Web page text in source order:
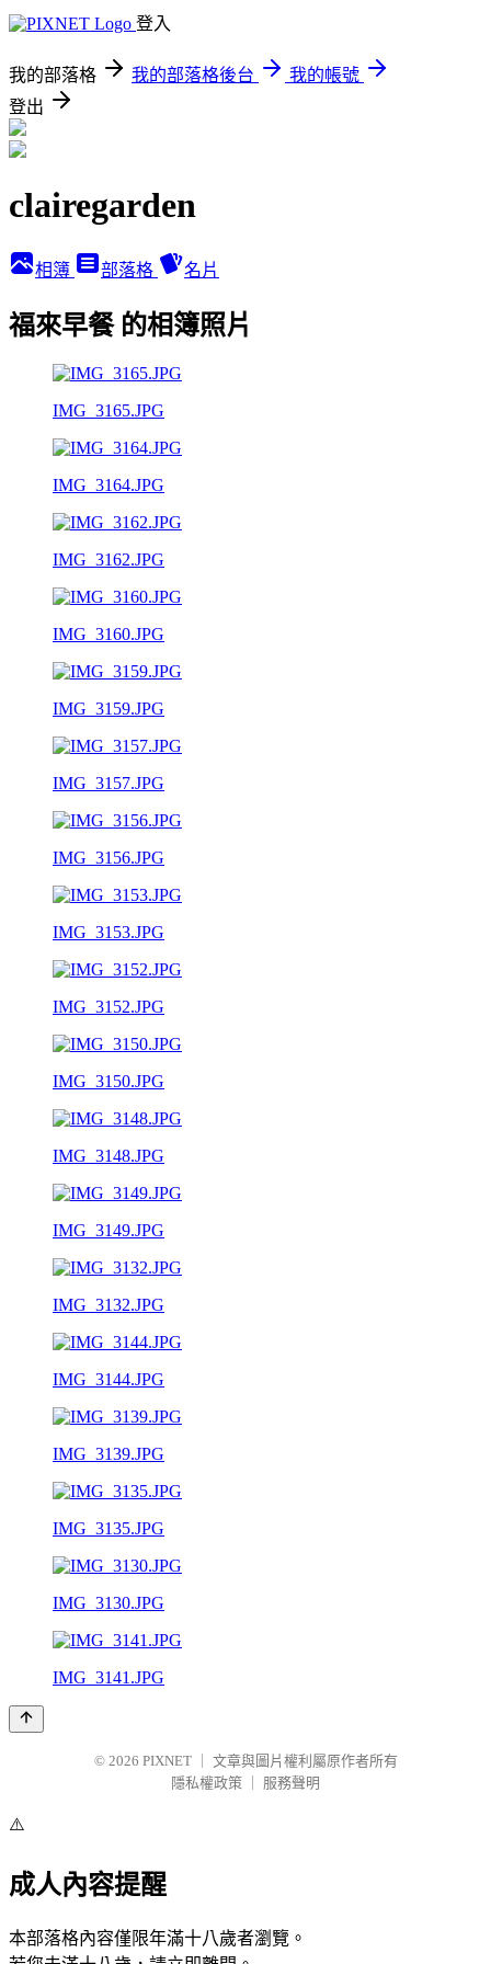
登入
我的部落格 我的部落格後台
我的帳號
登出
clairegarden
相簿 部落格 名片
福來早餐 的相簿照片
IMG_3165.JPG
IMG_3164.JPG
IMG_3162.JPG
IMG_3160.JPG
IMG_3159.JPG
IMG_3157.JPG
IMG_3156.JPG
IMG_3153.JPG
IMG_3152.JPG
IMG_3150.JPG
IMG_3148.JPG
IMG_3149.JPG
IMG_3132.JPG
IMG_3144.JPG
IMG_3139.JPG
IMG_3135.JPG
IMG_3130.JPG
IMG_3141.JPG
© 2026 PIXNET
文章與圖片權利屬原作者所有
隱私權政策
服務聲明
⚠️
成人內容提醒
本部落格內容僅限年滿十八歲者瀏覽。